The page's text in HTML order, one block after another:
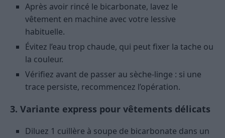
Après avoir rincé le bicarbonate, lavez le
vêtement en machine avec votre lessive
habituelle.
Évitez l’eau trop chaude, qui peut fixer la tache ou
la couleur.
Vérifiez avant de passer au sèche-linge : si une
trace persiste, recommencez l’opération.
3. Variante express pour vêtements délicats
Diluez 1 cuillère à soupe de bicarbonate dans un